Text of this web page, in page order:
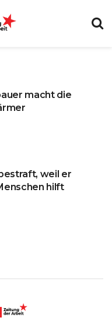
macht die
weil er
hilft